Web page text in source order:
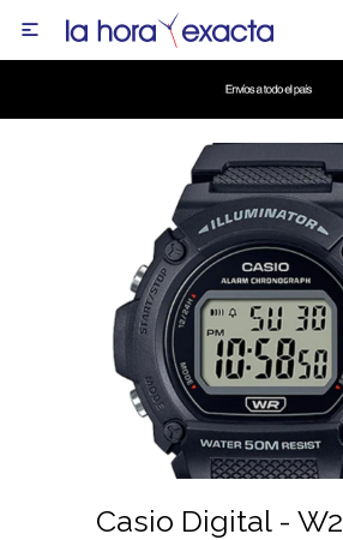

Casio Digital -